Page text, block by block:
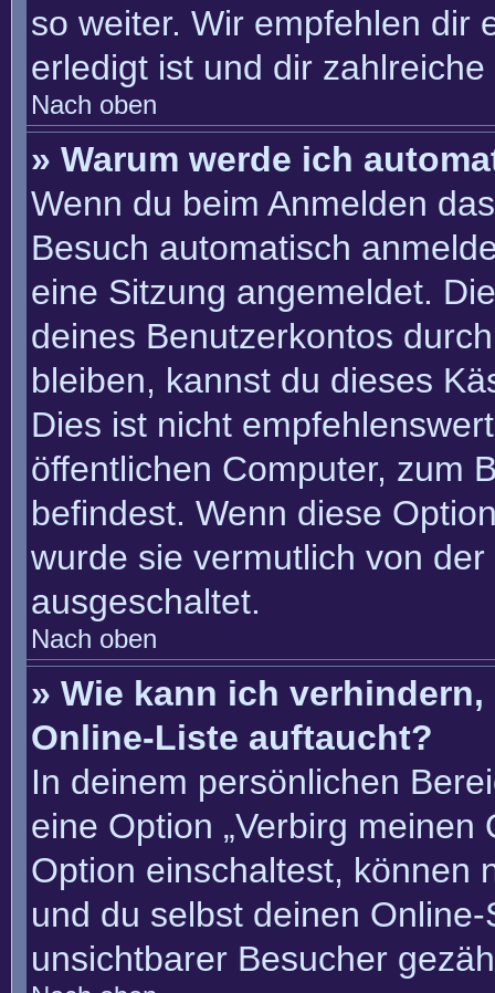
so weiter. Wir empfehlen dir
erledigt ist und dir
Nach oben
» Warum werde ich
Wenn du beim Anmelden
Besuch automatisch
eine Sitzung angemeldet.
deines Benutzerkontos
bleiben, kannst du dieses
Dies ist nicht
öffentlichen Computer, zum
befindest. Wenn diese
wurde sie vermutlich von
ausgeschaltet.
Nach oben
» Wie kann ich
Online-Liste auftaucht?
In deinem persönlichen
eine Option „Verbirg meinen
Option einschaltest, können
und du selbst deinen
unsichtbarer Besucher